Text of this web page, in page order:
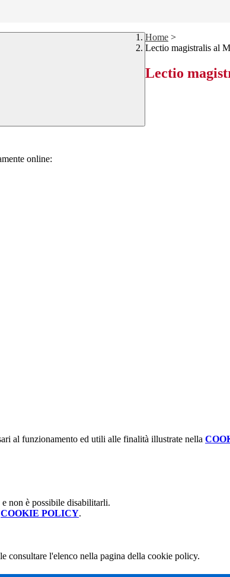
Home >
Lectio magistralis al
Lectio
online:
al funzionamento ed utili alle finalità illustrate nella
non è possibile disabilitarli.
COOKIE POLICY.
consultare l'elenco nella pagina della cookie policy.